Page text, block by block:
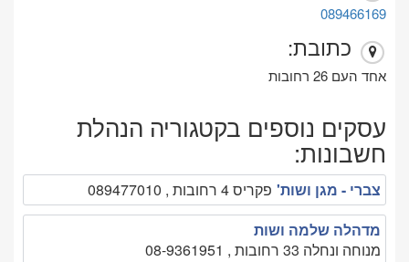
089466169
כתובת:
אחד העם 26 רחובות
עסקים נוספים בקטגוריה הנהלת
חשבונות:
צברי - מגן ושות' פקריס 4 רחובות , 089477010
מדהלה שלמה ושות
מנוחה ונחלה 33 רחובות , 08-9361951